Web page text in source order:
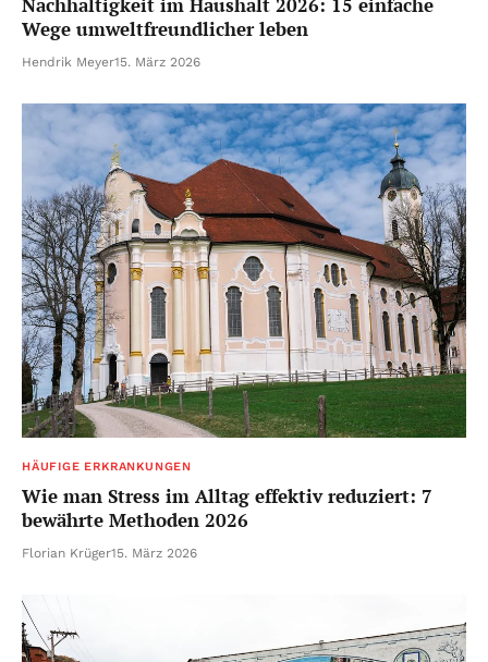
Nachhaltigkeit im Haushalt 2026: 15 einfache
Wege umweltfreundlicher leben
Hendrik Meyer15. März 2026
HÄUFIGE ERKRANKUNGEN
Wie man Stress im Alltag effektiv reduziert: 7
bewährte Methoden 2026
Florian Krüger15. März 2026